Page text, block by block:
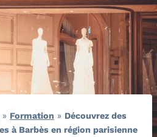
» Formation » Découvrez des
à Barbès en région parisienne